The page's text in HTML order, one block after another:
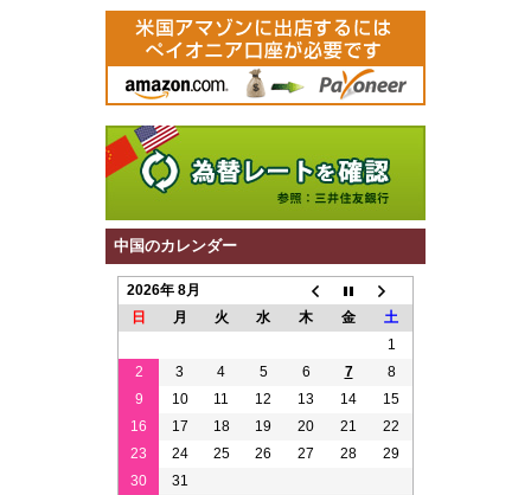
中国のカレンダー
2026年 8月
日
月 火 水 木 金
土
1
2
3 4 5 6 7
8
9
10 11 12 13 14
15
16
17 18 19 20 21
22
23
24 25 26 27 28
29
30
31